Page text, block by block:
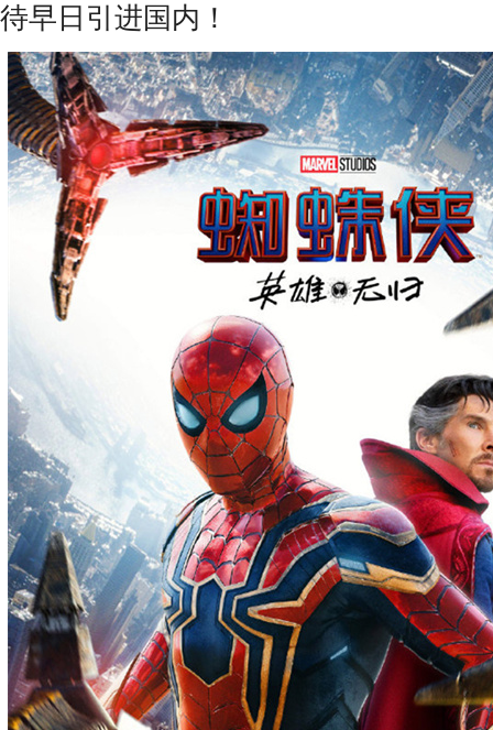
待早日引进国内！